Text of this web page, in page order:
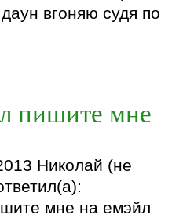
вгоняю судя по
пишите мне
Николай (не
мне на емэйл